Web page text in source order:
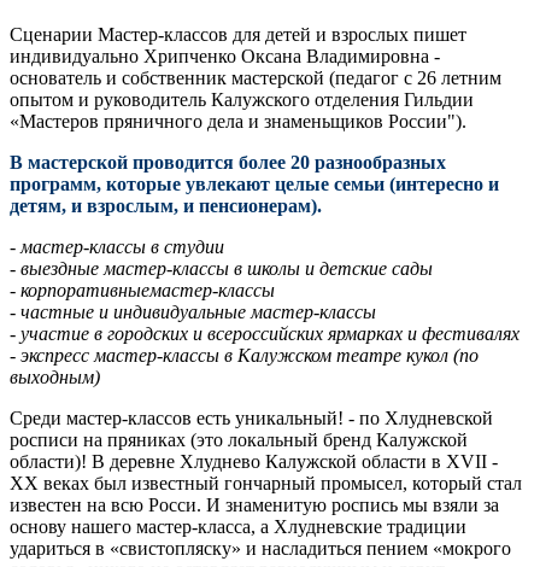
Сценарии Мастер-классов для детей и взрослых пишет
индивидуально Хрипченко Оксана Владимировна -
основатель и собственник мастерской (педагог с 26 летним
опытом и руководитель Калужского отделения Гильдии
«Мастеров пряничного дела и знаменьщиков России").
В мастерской проводится более 20 разнообразных
программ, которые увлекают целые семьи (интересно и
детям, и взрослым, и пенсионерам).
- мастер-классы в студии
- ⁠выездные мастер-классы в школы и детские сады
- ⁠корпоративныемастер-классы
- ⁠частные и индивидуальные мастер-классы
- ⁠участие в городских и всероссийских ярмарках и фестивалях
- ⁠экспресс мастер-классы в Калужском театре кукол (по
выходным)
Среди мастер-классов есть уникальный! - по Хлудневской
росписи на пряниках (это локальный бренд Калужской
области)! В деревне Хлуднево Калужской области в XVII -
XX веках был известный гончарный промысел, который стал
известен на всю Росси. И знаменитую роспись мы взяли за
основу нашего мастер-класса, а Хлудневские традиции
удариться в «свистопляску» и насладиться пением «мокрого